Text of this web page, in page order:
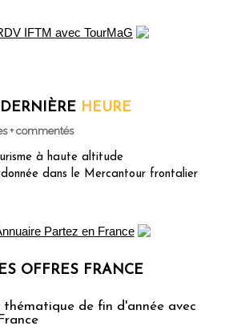
DERNIÈRE HEURE
+ commentés
à haute altitude
dans le Mercantour frontalier
OFFRES FRANCE
thématique de fin d'année avec